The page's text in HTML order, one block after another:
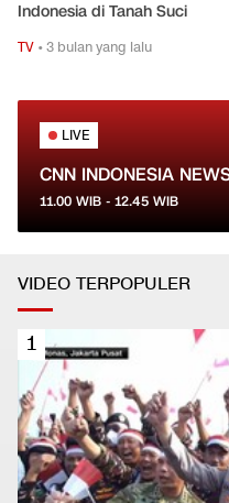
Indonesia di Tanah Suci
TV •3 bulan yang lalu
LIVE
CNN INDONESIA
11.00 WIB - 12.45 WIB
VIDEO TERPOPULER
1